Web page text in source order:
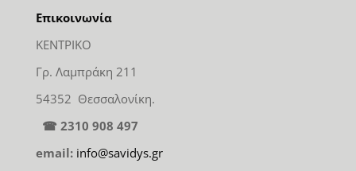
Επικοινωνία
ΚΕΝΤΡΙΚΟ
Γρ. Λαμπράκη 211
54352 Θεσσαλονίκη.
☎ 2310 908 497
email: info@savidys.gr